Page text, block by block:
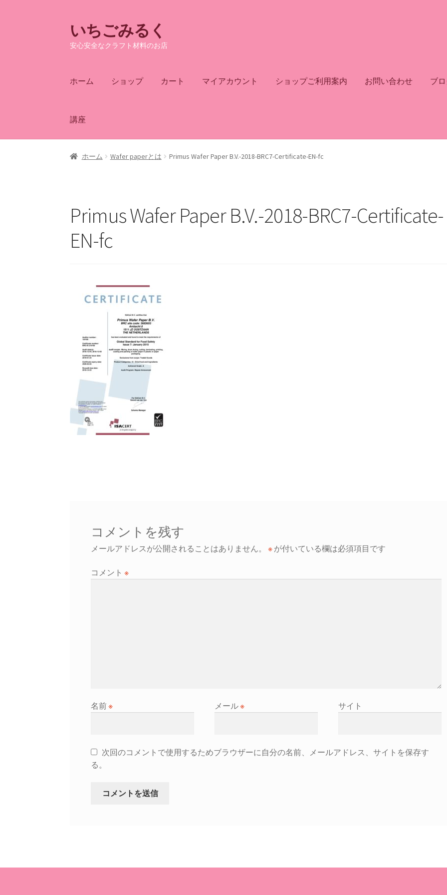
ナ
ビ
ゲ
シ
へ
ス
キ
ッ
コ
ン
テ
ツ
キ
ッ
プ
いちごみるく
安心安全なクラフト材料のお店
ホーム ショップ カート マイアカウント ショップご利用案内 お問い合わせ ブ
講座
ホーム Wafer paperとは Primus Wafer Paper B.V.-2018-BRC7-Certificate-EN-fc
Primus Wafer Paper B.V.-2018-BRC7-Certificate-
EN-fc
コメントを残す
メールアドレスが公開されることはありません。 ※が付いている欄は必須項目です
コメント ※
名前※ メール※ サイト
次回のコメントで使用するためブラウザーに自分の名前、メールアドレス、サイトを保存す
る。